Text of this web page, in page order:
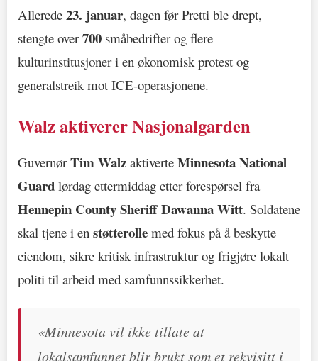
Allerede 23. januar, dagen før Pretti ble drept,
stengte over700 småbedrifter og flere
kulturinstitusjoner i en økonomisk protest og
generalstreik mot ICE-operasjonene.
Walz aktiverer Nasjonalgarden
GuvernørTim Walz aktiverte Minnesota National
Guard lørdag ettermiddag etter forespørsel fra
Hennepin County Sheriff Dawanna Witt. Soldatene
skal tjene i en støtterolle med fokus på å beskytte
eiendom, sikre kritisk infrastruktur og frigjøre lokalt
politi til arbeid med samfunnssikkerhet.
«Minnesota vil ikke tillate at
lokalsamfunnet blir brukt som et rekvisitt i